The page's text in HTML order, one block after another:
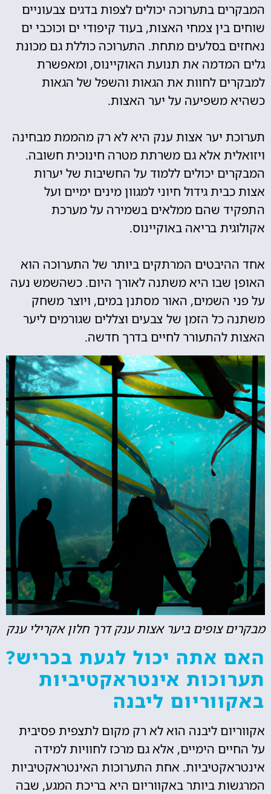
המבקרים בתערוכה יכולים לצפות בדגים צבעוניים
שוחים בין צמחי האצות, בעוד קיפודי ים וכוכבי ים
נאחזים בסלעים מתחת. התערוכה כוללת גם מכונת
גלים המדמה את תנועת האוקיינוס, ומאפשרת
למבקרים לחוות את הגאות והשפל של הגאות
כשהיא משפיעה על יער האצות.
תערוכת יער אצות ענק היא לא רק מהממת מבחינה
ויזואלית אלא גם משרתת מטרה חינוכית חשובה.
המבקרים יכולים ללמוד על החשיבות של יערות
אצות כבית גידול חיוני למגוון מינים ימיים ועל
התפקיד שהם ממלאים בשמירה על מערכת
אקולוגית בריאה באוקיינוס.
אחד ההיבטים המרתקים ביותר של התערוכה הוא
האופן שבו היא משתנה לאורך היום. כשהשמש נעה
על פני השמים, האור מסתנן במים, ויוצר משחק
משתנה כל הזמן של צבעים וצללים שגורמים ליער
האצות להתעורר לחיים בדרך חדשה.
מבקרים צופים ביער אצות ענק דרך חלון אקרילי ענק
האם אתה יכול לגעת בכריש?
תערוכות אינטראקטיביות
באקווריום ליבנה
אקווריום ליבנה הוא לא רק מקום לתצפית פסיבית
על החיים הימיים, אלא גם מרכז לחוויות למידה
אינטראקטיביות. אחת התערוכות האינטראקטיביות
המרגשות ביותר באקווריום היא בריכת המגע, שבה